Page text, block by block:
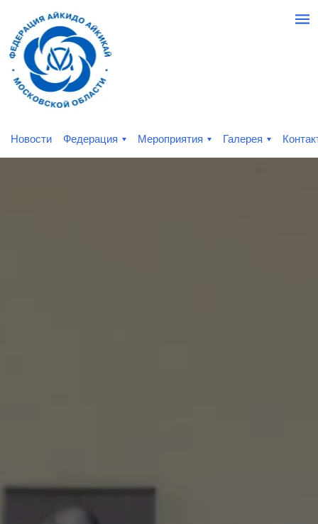
Новости Федерация Мероприятия Галерея